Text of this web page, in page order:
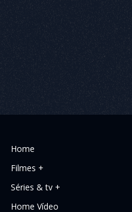
Home
Filmes +
Séries & tv +
Home Vídeo